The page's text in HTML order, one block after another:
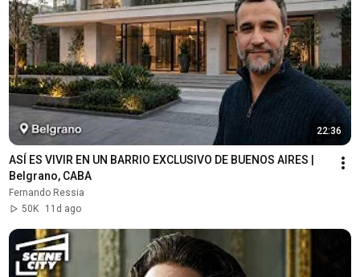
22:36
ASÍ ES VIVIR EN UN BARRIO EXCLUSIVO DE BUENOS AIRES |
Belgrano, CABA
Fernando Ressia
50K
11d ago